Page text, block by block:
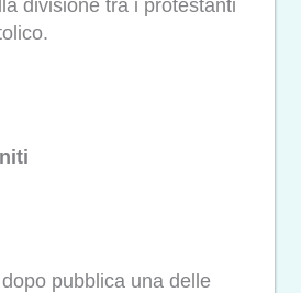
divisione tra i protestanti
pubblica una delle